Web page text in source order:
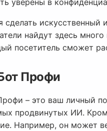
искусственный
найдут здесь
посетитель сможет
Профи
– это ваш личный
продвинутых ИИ.
Например, он может